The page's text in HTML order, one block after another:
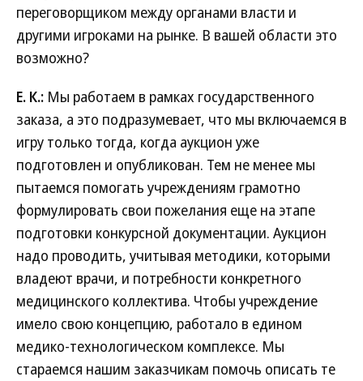
переговорщиком между органами власти и
другими игроками на рынке. В вашей области это
возможно?
Е. К.: Мы работаем в рамках государственного
заказа, а это подразумевает, что мы включаемся в
игру только тогда, когда аукцион уже
подготовлен и опубликован. Тем не менее мы
пытаемся помогать учреждениям грамотно
формулировать свои пожелания еще на этапе
подготовки конкурсной документации. Аукцион
надо проводить, учитывая методики, которыми
владеют врачи, и потребности конкретного
медицинского коллектива. Чтобы учреждение
имело свою концепцию, работало в едином
медико-технологическом комплексе. Мы
стараемся нашим заказчикам помочь описать те